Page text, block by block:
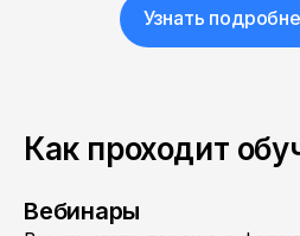
Узнать
Как проходит
Вебинары